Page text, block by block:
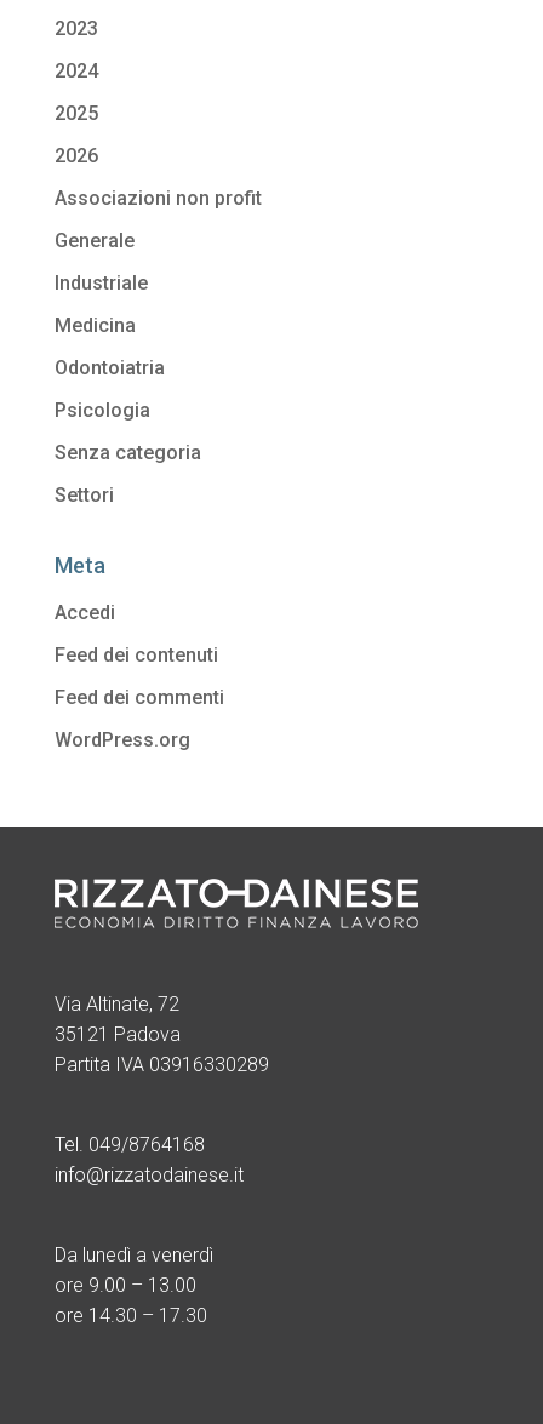
2023
2024
2025
2026
Associazioni non profit
Generale
Industriale
Medicina
Odontoiatria
Psicologia
Senza categoria
Settori
Meta
Accedi
Feed dei contenuti
Feed dei commenti
WordPress.org
Via Altinate, 72
35121 Padova
Partita IVA 03916330289
Tel. 049/8764168
info@rizzatodainese.it
Da lunedì a venerdì
ore 9.00 – 13.00
ore 14.30 – 17.30